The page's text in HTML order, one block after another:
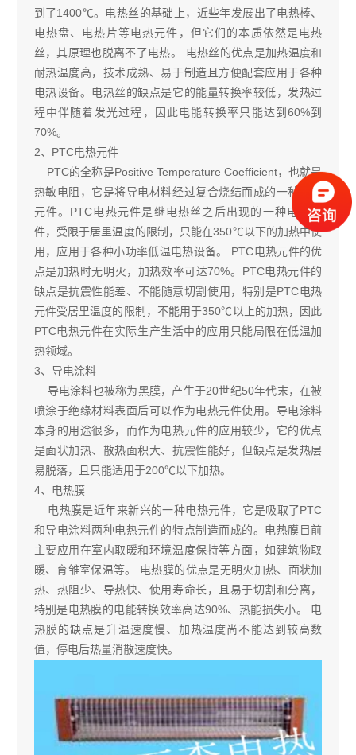
到了1400℃。电热丝的基础上，近些年发展出了电热棒、
电热盘、电热片等电热元件，但它们的本质依然是电热
丝，其原理也脱离不了电热。 电热丝的优点是加热温度和
耐热温度高，技术成熟、易于制造且方便配套应用于各种
电热设备。电热丝的缺点是它的能量转换率较低，发热过
程中伴随着发光过程，因此电能转换率只能达到60%到
70%。
2、PTC电热元件
PTC的全称是Positive Temperature Coefficient，也就是
热敏电阻，它是将导电材料经过复合烧结而成的一种电热
元件。PTC电热元件是继电热丝之后出现的一种电热元
件，受限于居里温度的限制，只能在350℃以下的加热中使
用，应用于各种小功率低温电热设备。 PTC电热元件的优
点是加热时无明火，加热效率可达70%。PTC电热元件的
缺点是抗震性能差、不能随意切割使用，特别是PTC电热
元件受居里温度的限制，不能用于350℃以上的加热，因此
PTC电热元件在实际生产生活中的应用只能局限在低温加
热领域。
3、导电涂料
导电涂料也被称为黑膜，产生于20世纪50年代末，在被
喷涂于绝缘材料表面后可以作为电热元件使用。导电涂料
本身的用途很多，而作为电热元件的应用较少，它的优点
是面状加热、散热面积大、抗震性能好，但缺点是发热层
易脱落，且只能适用于200℃以下加热。
4、电热膜
电热膜是近年来新兴的一种电热元件，它是吸取了PTC
和导电涂料两种电热元件的特点制造而成的。电热膜目前
主要应用在室内取暖和环境温度保持等方面，如建筑物取
暖、育雏室保温等。 电热膜的优点是无明火加热、面状加
热、热阻少、导热快、使用寿命长，且易于切割和分离，
特别是电热膜的电能转换效率高达90%、热能损失小。 电
热膜的缺点是升温速度慢、加热温度尚不能达到较高数
值，停电后热量消散速度快。